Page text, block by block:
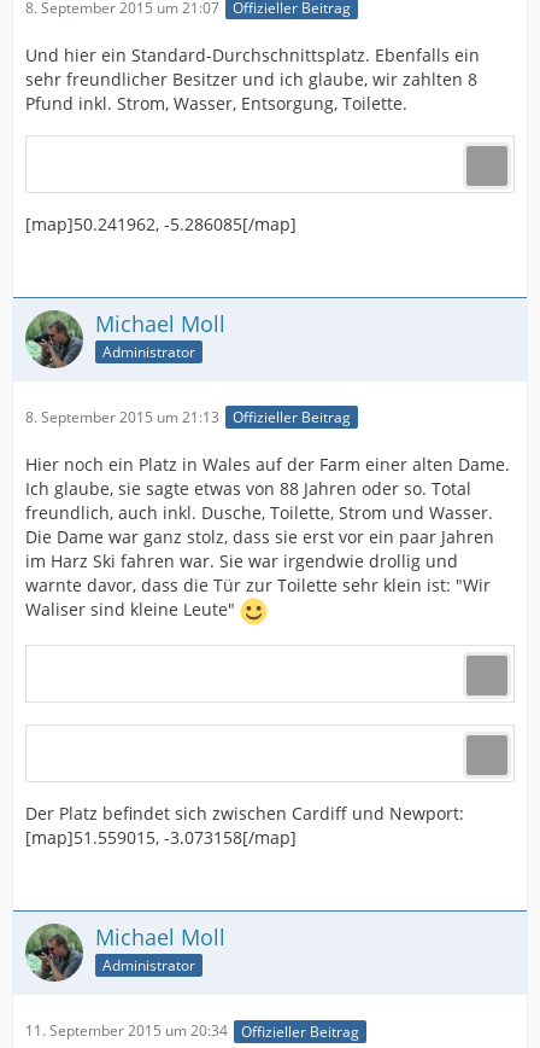
8. September 2015 um 21:07 Offizieller Beitrag
Und hier ein Standard-Durchschnittsplatz. Ebenfalls ein
sehr freundlicher Besitzer und ich glaube, wir zahlten 8
Pfund inkl. Strom, Wasser, Entsorgung, Toilette.
[map]50.241962, -5.286085[/map]
Michael Moll
Administrator
8. September 2015 um 21:13 Offizieller Beitrag
Hier noch ein Platz in Wales auf der Farm einer alten Dame.
Ich glaube, sie sagte etwas von 88 Jahren oder so. Total
freundlich, auch inkl. Dusche, Toilette, Strom und Wasser.
Die Dame war ganz stolz, dass sie erst vor ein paar Jahren
im Harz Ski fahren war. Sie war irgendwie drollig und
warnte davor, dass die Tür zur Toilette sehr klein ist: "Wir
Waliser sind kleine Leute"
Der Platz befindet sich zwischen Cardiff und Newport:
[map]51.559015, -3.073158[/map]
Michael Moll
Administrator
11. September 2015 um 20:34 Offizieller Beitrag